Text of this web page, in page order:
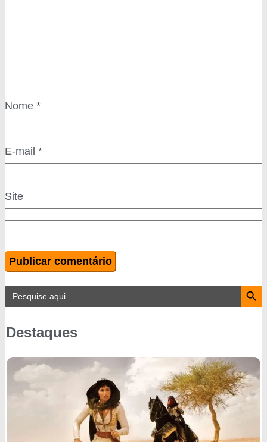
Nome *
E-mail *
Site
Search
for:
Search Button
Destaques